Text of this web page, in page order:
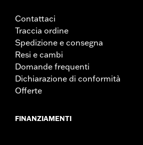
Contattaci
Traccia ordine
Spedizione e consegna
Resi e cambi
Domande frequenti
Dichiarazione di conformità
Offerte
FINANZIAMENTI